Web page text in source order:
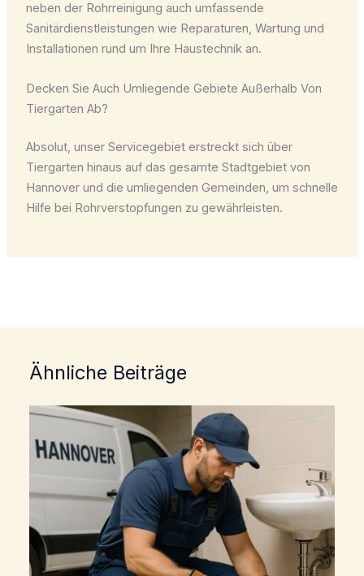
neben der Rohrreinigung auch umfassende
Sanitärdienstleistungen wie Reparaturen, Wartung und
Installationen rund um Ihre Haustechnik an.
Decken Sie Auch Umliegende Gebiete Außerhalb Von
Tiergarten Ab?
Absolut, unser Servicegebiet erstreckt sich über
Tiergarten hinaus auf das gesamte Stadtgebiet von
Hannover und die umliegenden Gemeinden, um schnelle
Hilfe bei Rohrverstopfungen zu gewährleisten.
Ähnliche Beiträge